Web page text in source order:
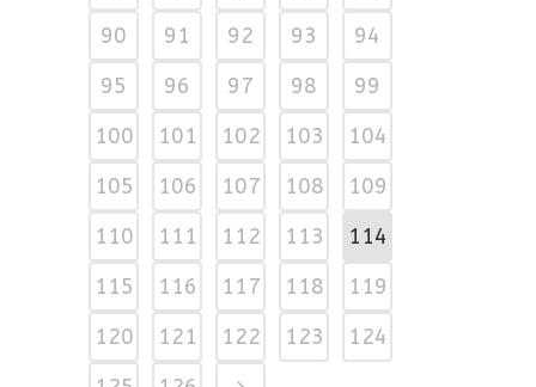
90
91 92 93
94
95
96 97 98
99
100
101 102 103
104
105
106 107 108
109
110
111 112 113
114
115
116 117 118
119
120
121 122 123
124